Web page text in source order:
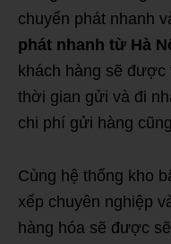
chuyển phát nhanh
phát nhanh từ Hà
khách hàng sẽ
thời gian gửi và đi
chi phí gửi hàng
Cùng hệ thống kho
xếp chuyên nghiệp
hàng hóa sẽ được